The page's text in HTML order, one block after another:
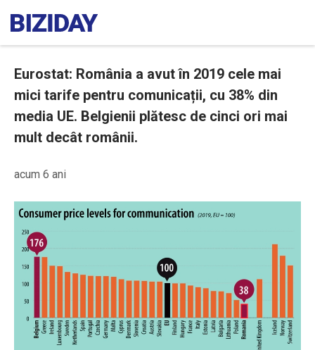
Eurostat: România a avut în 2019 cele mai
mici tarife pentru comunicații, cu 38% din
media UE. Belgienii plătesc de cinci ori mai
mult decât românii.
acum 6 ani